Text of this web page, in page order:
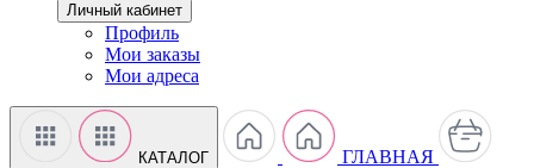
Личный кабинет
Профиль
Мои заказы
Мои адреса
КАТАЛОГ ГЛАВНАЯ